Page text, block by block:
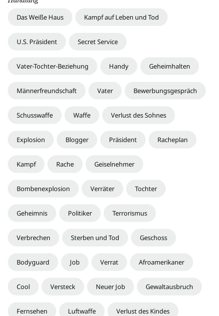
Das Weiße Haus Kampf auf Leben und Tod
U.S. Präsident Secret Service
Vater-Tochter-Beziehung Handy Geheimhalten
Männerfreundschaft Vater Bewerbungsgespräch
Schusswaffe Waffe Verlust des Sohnes
Explosion Blogger Präsident Racheplan
Kampf Rache Geiselnehmer
Bombenexplosion Verräter Tochter
Geheimnis Politiker Terrorismus
Verbrechen Sterben und Tod Geschoss
Bodyguard Job Verrat Afroamerikaner
Cool Versteck Neuer Job Gewaltausbruch
Fernsehen Luftwaffe Verlust des Kindes